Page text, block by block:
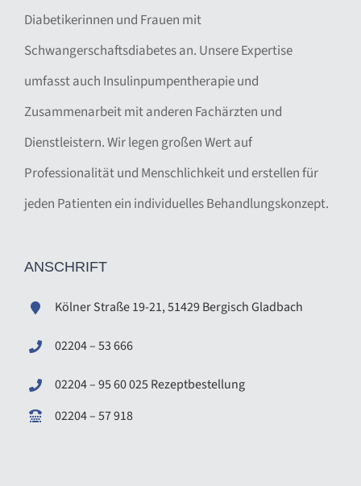
Diabetikerinnen und Frauen mit
Schwangerschaftsdiabetes an. Unsere Expertise
umfasst auch Insulinpumpentherapie und
Zusammenarbeit mit anderen Fachärzten und
Dienstleistern. Wir legen großen Wert auf
Professionalität und Menschlichkeit und erstellen für
jeden Patienten ein individuelles Behandlungskonzept.
ANSCHRIFT
Kölner Straße 19-21, 51429 Bergisch Gladbach
02204 – 53 666
02204–95 60 025 Rezeptbestellung
02204–57 918